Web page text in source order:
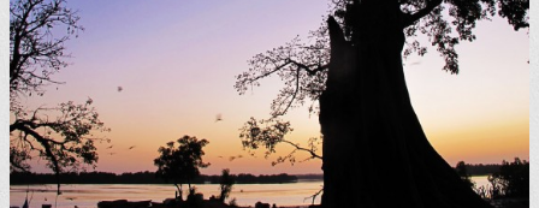
–
die
Freiheit,
von
Pamela
Watson
(1999)